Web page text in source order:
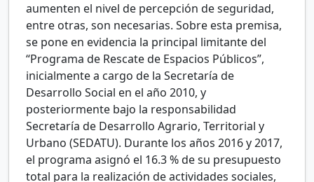
aumenten el nivel de percepción de seguridad,
entre otras, son necesarias. Sobre esta premisa,
se pone en evidencia la principal limitante del
“Programa de Rescate de Espacios Públicos”,
inicialmente a cargo de la Secretaría de
Desarrollo Social en el año 2010, y
posteriormente bajo la responsabilidad
Secretaría de Desarrollo Agrario, Territorial y
Urbano (SEDATU). Durante los años 2016 y 2017,
el programa asignó el 16.3% de su presupuesto
total para la realización de actividades sociales,